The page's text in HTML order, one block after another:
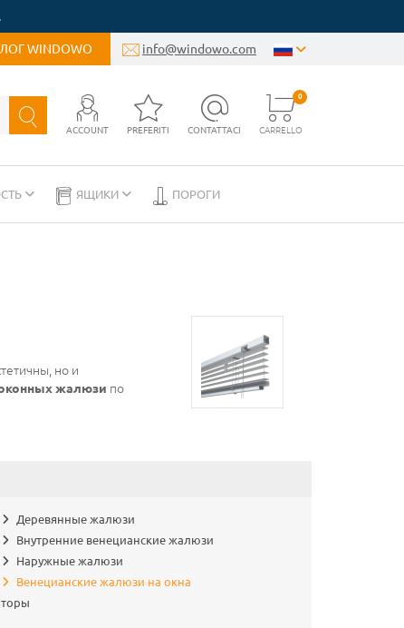
WINDOWO info@windowo.com
ACCOUNT PREFERITI CONTATTACI CARRELLO
0
ЯЩИКИ ПОРОГИ
но и
жалюзи по
Деревянные жалюзи
Внутренние венецианские жалюзи
Наружные жалюзи
Венецианские жалюзи на окна